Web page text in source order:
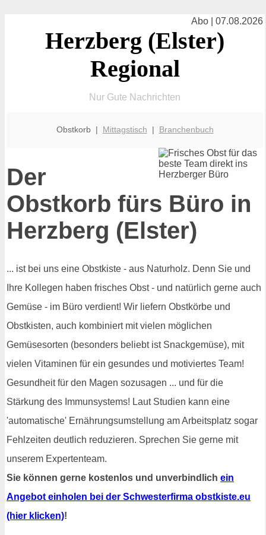
Abo | 07.08.2026
Herzberg (Elster)
Regional
Nur Gute Nachrichten
Obstkorb | Mittagstisch | Branchenbuch
Der
Obstkorb fürs Büro in
Herzberg (Elster)
... ist bei uns eine Obstkiste - aus Naturholz. Denn Sie und
Ihre Kollegen haben frisches Obst - und natürlich gerne auch
Gemüse - im Büro verdient! Wir liefern Obstkörbe und
Obstkisten, auch kombiniert mit vielen möglichen
Gemüsesorten (besonders beliebt ist Snackgemüse), mit
vielen Vitaminen für ein gesundes und motiviertes Team!
Gesundheit für den Magen sozusagen ... und für die
Stärkung des Immunsystems! Laut Studien kann eine
'automatische' Ernährungsumstellung am Arbeitsplatz sogar
Fehlzeiten deutlich reduzieren. Sprechen Sie gerne mit
unserem Expertenteam.
Sie können gerne kostenlos und unverbindlich ein
Angebot einholen bei der Schwesterfirma obstkiste.eu
(hier klicken)!